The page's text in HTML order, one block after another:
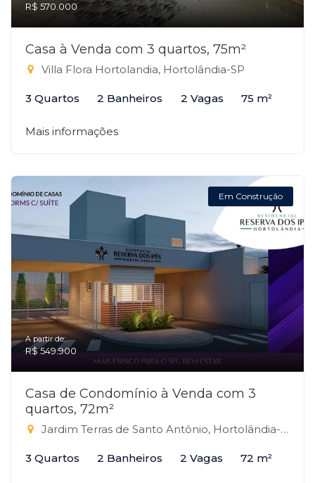
R$ 570.000
Casa à Venda com 3 quartos, 75m²
Villa Flora Hortolandia, Hortolândia-SP
3 Quartos 2 Banheiros 2 Vagas 75 m²
Mais informações
Em Construção
A partir de:
R$ 549.900
Casa de Condomínio à Venda com 3
quartos, 72m²
Jardim Terras de Santo Antônio, Hortolândia-SP
3 Quartos 2 Banheiros 2 Vagas 72 m²